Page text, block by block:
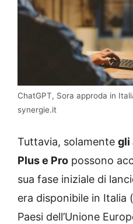
ChatGPT, Sora approda in
synergie.it
Tuttavia, solamente gli
Plus e Pro possono
sua fase iniziale di
era disponibile in Italia
Paesi dell’Unione